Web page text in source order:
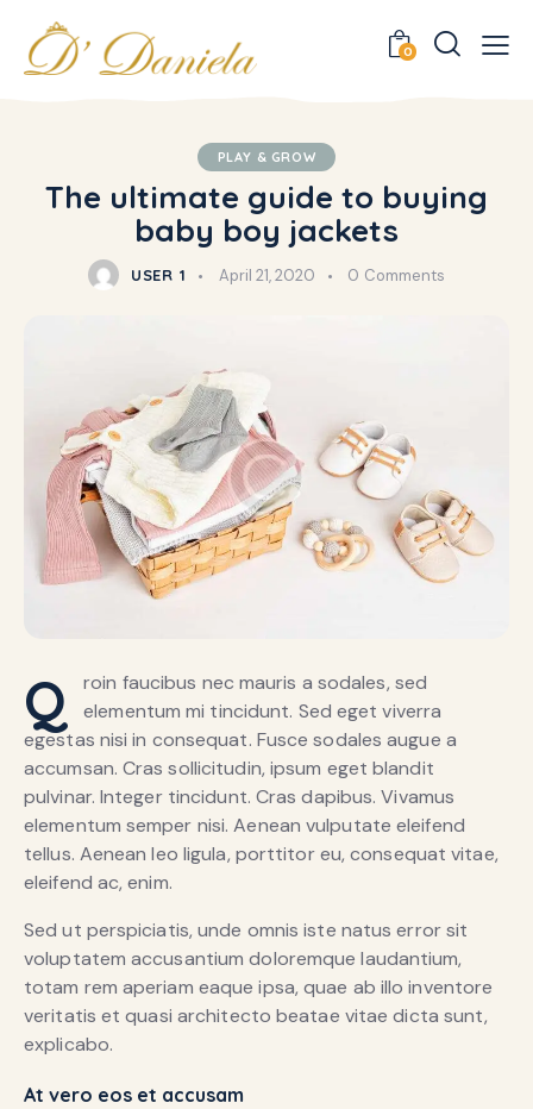
0
PLAY & GROW
The ultimate guide to buying
baby boy jackets
USER 1 April 21, 2020 0 Comments
Q
roin faucibus nec mauris a sodales, sed
elementum mi tincidunt. Sed eget viverra
egestas nisi in consequat. Fusce sodales augue a
accumsan. Cras sollicitudin, ipsum eget blandit
pulvinar. Integer tincidunt. Cras dapibus. Vivamus
elementum semper nisi. Aenean vulputate eleifend
tellus. Aenean leo ligula, porttitor eu, consequat vitae,
eleifend ac, enim.
Sed ut perspiciatis, unde omnis iste natus error sit
voluptatem accusantium doloremque laudantium,
totam rem aperiam eaque ipsa, quae ab illo inventore
veritatis et quasi architecto beatae vitae dicta sunt,
explicabo.
At vero eos et accusam